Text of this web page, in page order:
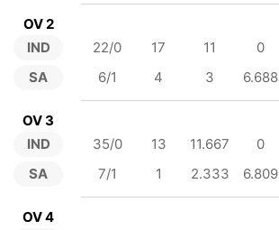
OV 2
IND
SA
22/0 17 11 0
6/1
4 3 6.688
OV 3
IND
SA
35/0 13 11.667 0
7/1
1 2.333 6.809
OV 4